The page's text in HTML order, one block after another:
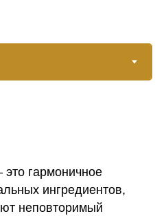
гармоничное
ингредиентов,
неповторимый